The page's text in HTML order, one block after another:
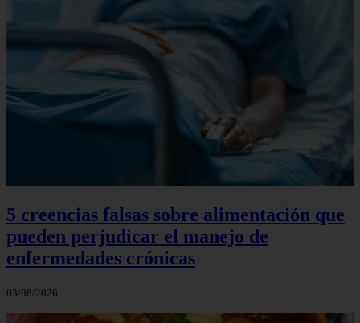
5 creencias falsas sobre alimentación que
pueden perjudicar el manejo de
enfermedades crónicas
03/08/2026